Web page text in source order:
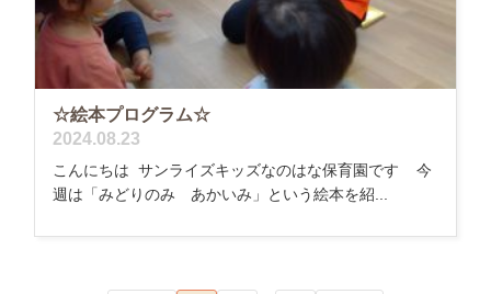
☆絵本プログラム☆
2024.08.23
こんにちは サンライズキッズなのはな保育園です 今
週は「みどりのみ あかいみ」という絵本を紹...